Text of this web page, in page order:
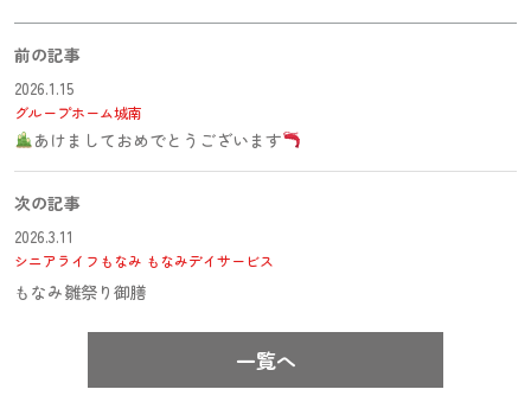
前の記事
2026.1.15
グループホーム城南
あけましておめでとうございます
次の記事
2026.3.11
シニアライフもなみ もなみデイサービス
もなみ雛祭り御膳
一覧へ